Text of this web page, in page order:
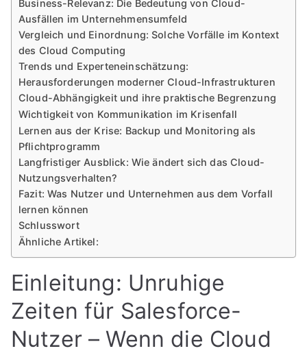
Business-Relevanz: Die Bedeutung von Cloud-
Ausfällen im Unternehmensumfeld
Vergleich und Einordnung: Solche Vorfälle im Kontext
des Cloud Computing
Trends und Experteneinschätzung:
Herausforderungen moderner Cloud-Infrastrukturen
Cloud-Abhängigkeit und ihre praktische Begrenzung
Wichtigkeit von Kommunikation im Krisenfall
Lernen aus der Krise: Backup und Monitoring als
Pflichtprogramm
Langfristiger Ausblick: Wie ändert sich das Cloud-
Nutzungsverhalten?
Fazit: Was Nutzer und Unternehmen aus dem Vorfall
lernen können
Schlusswort
Ähnliche Artikel:
Einleitung: Unruhige
Zeiten für Salesforce-
Nutzer – Wenn die Cloud